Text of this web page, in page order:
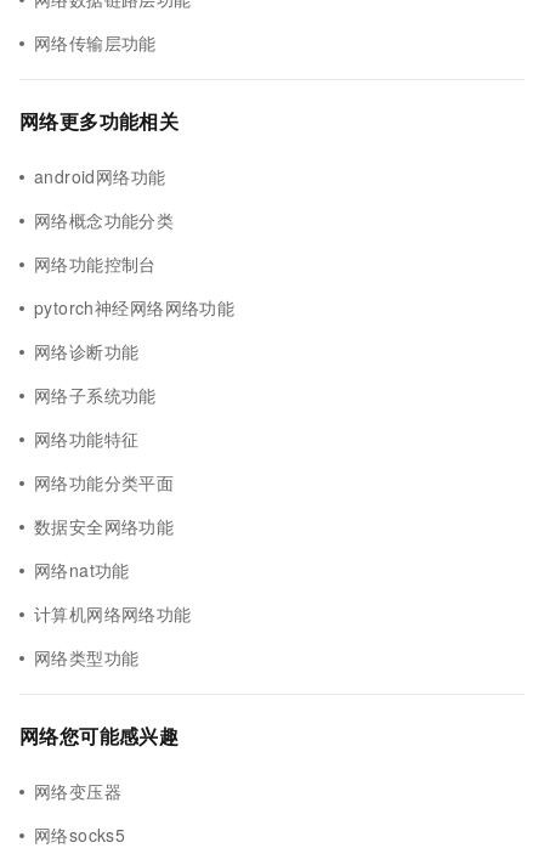
网络传输层功能
网络更多功能相关
android网络功能
网络概念功能分类
网络功能控制台
pytorch神经网络网络功能
网络诊断功能
网络子系统功能
网络功能特征
网络功能分类平面
数据安全网络功能
网络nat功能
计算机网络网络功能
网络类型功能
网络您可能感兴趣
网络变压器
网络socks5